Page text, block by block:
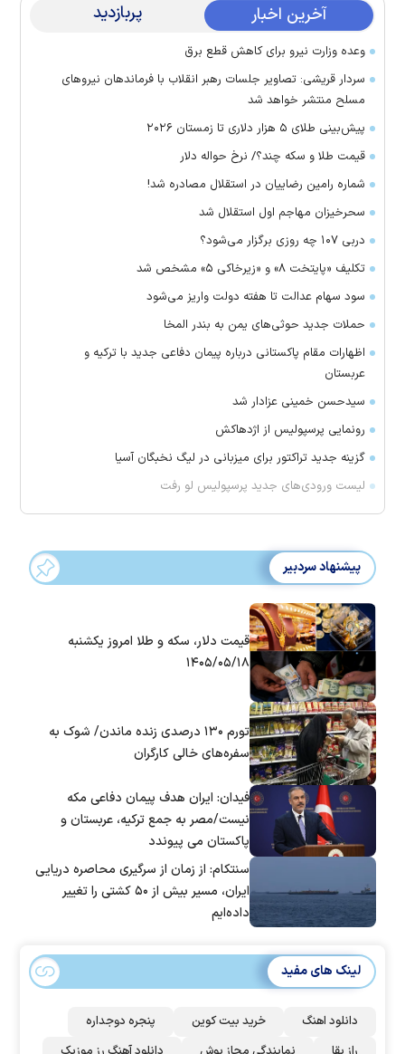
آخرین اخبار پربازدید
وعده وزارت نیرو برای کاهش قطع برق
سردار قریشی: تصاویر جلسات رهبر انقلاب با فرماندهان نیرو‌های
مسلح منتشر خواهد شد
پیش‌بینی طلای ۵ هزار دلاری تا زمستان ۲۰۲۶
قیمت طلا و سکه چند؟/ نرخ حواله دلار
شماره رامین رضاییان در استقلال مصادره شد!
سحرخیزان مهاجم اول استقلال شد
دربی ۱۰۷ چه روزی برگزار می‌شود؟
تکلیف «پایتخت ۸» و «زیرخاکی ۵» مشخص شد
سود سهام عدالت تا هفته دولت واریز می‌شود
حملات جدید حوثی‌های یمن به بندر المخا
اظهارات مقام پاکستانی درباره پیمان دفاعی جدید با ترکیه و
عربستان
سیدحسن خمینی عزادار شد
رونمایی پرسپولیس از اژدهاکش
گزینه جدید تراکتور برای میزبانی در لیگ نخبگان آسیا
لیست ورودی‌های جدید پرسپولیس لو رفت
پیشنهاد سردبیر
قیمت دلار، سکه و طلا امروز یکشنبه
۱۴۰۵/۰۵/۱۸
تورم ۱۳۰ درصدی زنده ماندن/ شوک به
سفره‌های خالی کارگران
فیدان: ایران هدف پیمان دفاعی مکه
نیست/مصر به جمع ترکیه، عربستان و
پاکستان می پیوندد
سنتکام: از زمان از سرگیری محاصره دریایی
ایران، مسیر بیش از ۵۰ کشتی را تغییر
داده‌ایم
لینک های مفید
دانلود اهنگ خرید بیت کوین
پنجره دوجداره